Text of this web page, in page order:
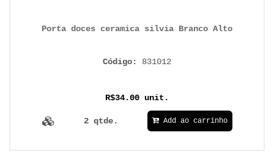
Porta doces ceramica silvia Branco Alto
Código: 831012
R$34.00 unit.
2 qtde. Add ao carrinho